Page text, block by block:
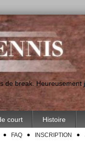
de break.
court Histoire
FAQ INSCRIPTION